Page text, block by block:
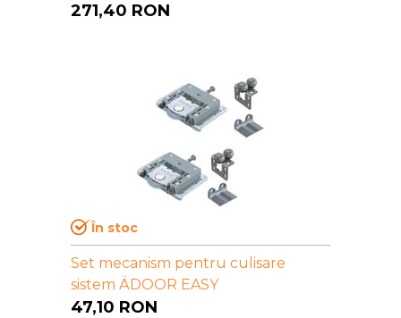
271,40 RON
În stoc
Set mecanism pentru culisare
sistem ÄDOOR EASY
47,10 RON